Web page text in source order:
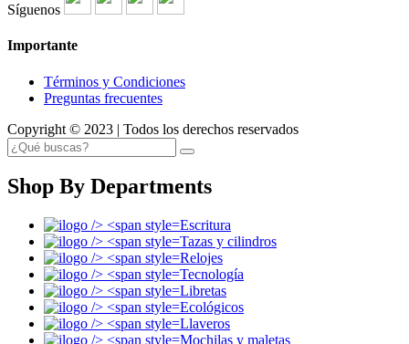
Síguenos
Importante
Términos y Condiciones
Preguntas frecuentes
Copyright © 2023 | Todos los derechos reservados
Shop By Departments
Escritura
Tazas y cilindros
Relojes
Tecnología
Libretas
Ecológicos
Llaveros
Mochilas y maletas